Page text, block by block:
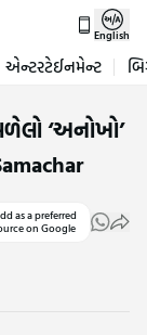
English
એન્ટરટેઈનમેન્ટ
‘અનોખો’
as a preferred
on Google